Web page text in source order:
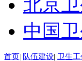
北京
中国
首页| 队伍建设| 卫生